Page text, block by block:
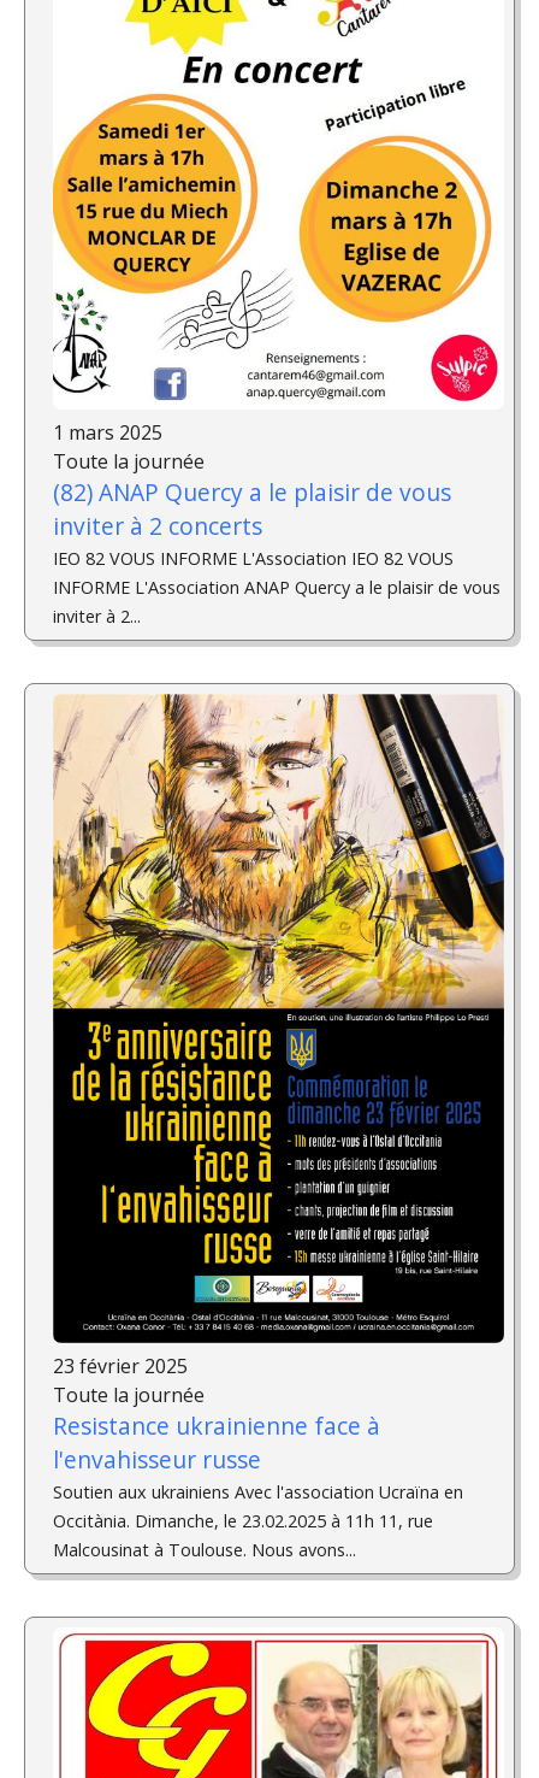
1 mars 2025
Toute la journée
(82) ANAP Quercy a le plaisir de vous
inviter à 2 concerts
IEO 82 VOUS INFORME L'Association IEO 82 VOUS
INFORME L'Association ANAP Quercy a le plaisir de vous
inviter à 2...
23 février 2025
Toute la journée
Resistance ukrainienne face à
l'envahisseur russe
Soutien aux ukrainiens Avec l'association Ucraïna en
Occitània. Dimanche, le 23.02.2025 à 11h 11, rue
Malcousinat à Toulouse. Nous avons...